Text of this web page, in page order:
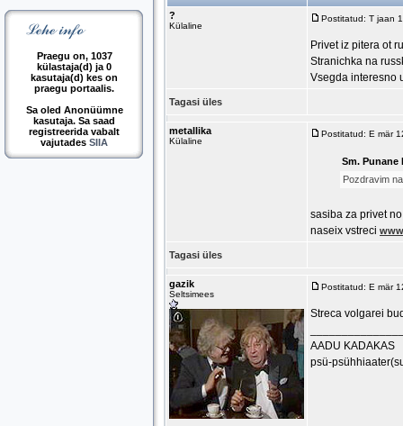
Praegu on, 1037
külastaja(d) ja 0
kasutaja(d) kes on
praegu portaalis.
Sa oled Anonüümne
kasutaja. Sa saad
registreerida vabalt
vajutades SIIA
?
Külaline
Postitatud: T jaan
Privet iz pitera ot
Stranichka na
Vsegda interesno
Tagasi üles
metallika
Külaline
Postitatud: E mär
Sm. Punane
Pozdravim
sasiba za privet
naseix vstreci
Tagasi üles
gazik
Seltsimees
Postitatud: E mär
Streca volgarei
AADU KADAKAS
psü-